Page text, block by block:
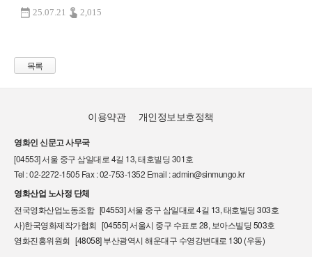
25.07.21 2,015
목록
이용약관 개인정보보호정책
영화인 신문고 사무국
[04553] 서울 중구 삼일대로 4길 13, 태호빌딩 301호
Tel : 02-2272-1505 Fax : 02-753-1352 Email : admin@sinmungo.kr
영화산업 노사정 단체
전국영화산업노동조합 [04553] 서울 중구 삼일대로 4길 13, 태호빌딩 303호
사)한국영화제작가협회 [04555] 서울시 중구 수표로 28, 보아스빌딩 503호
영화진흥위원회 [48058] 부산광역시 해운대구 수영강변대로 130 (우동)